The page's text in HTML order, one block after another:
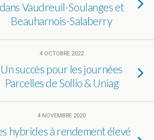
dans Vaudreuil-Soulanges et
Beauharnois-Salaberry
4 OCTOBRE 2022
Un succès pour les journées
Parcelles de Sollio & Uniag
4 NOVEMBRE 2020
hybrides à rendement élevé